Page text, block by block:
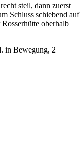
steil, dann zuerst
Schluss schiebend auf
oberhalb
in Bewegung, 2